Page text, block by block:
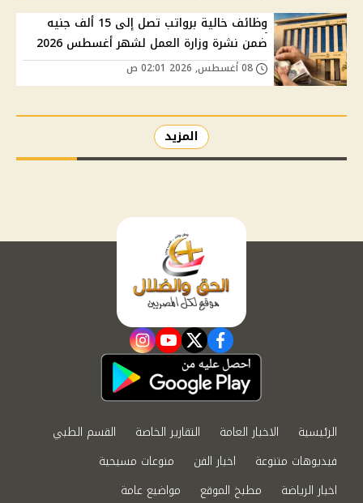
وظائف خالية برواتب تصل إلى 15 ألف جنيه
ضمن نشرة وزارة العمل لشهر أغسطس 2026
المزيد
facebook
twitter
youtube
instagram
الرئيسية الاخبار العامة التقارير الخاصة
القسم الطبي
فيديوهات متنوعة
اخبار الفن
منوعات مسيحية
اخبار الرياضة
مطبخ الموقع
مواضيع عامة